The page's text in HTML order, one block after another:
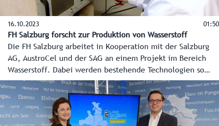
16.10.2023 01:50
FH Salzburg forscht zur Produktion von Wasserstoff
Die FH Salzburg arbeitet in Kooperation mit der Salzburg
AG, AustroCel und der SAG an einem Projekt im Bereich
Wasserstoff. Dabei werden bestehende Technologien so
kombiniert, dass die Produktion von Wasserstoff für
Unternehmen, Gemeinden und Energiegemeinschaften
nutzbar wird.